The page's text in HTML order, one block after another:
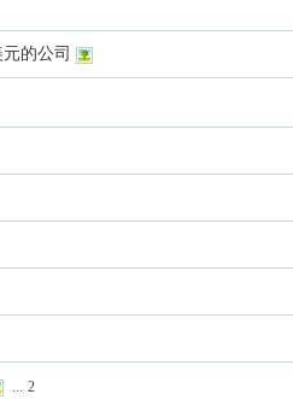
的公司
... 2